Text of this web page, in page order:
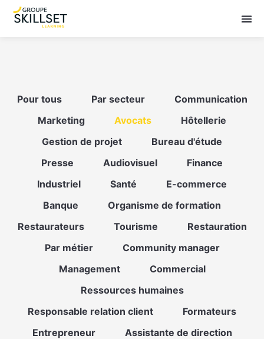
Pour tous Par secteur
Communication
Marketing
Avocats
Hôtellerie
Gestion de projet
Bureau d'étude
Presse
Audiovisuel
Finance
Industriel
Santé
E-commerce
Banque
Organisme de formation
Restaurateurs
Tourisme
Restauration
Par métier
Community manager
Management
Commercial
Ressources humaines
Responsable relation client
Formateurs
Entrepreneur
Assistante de direction